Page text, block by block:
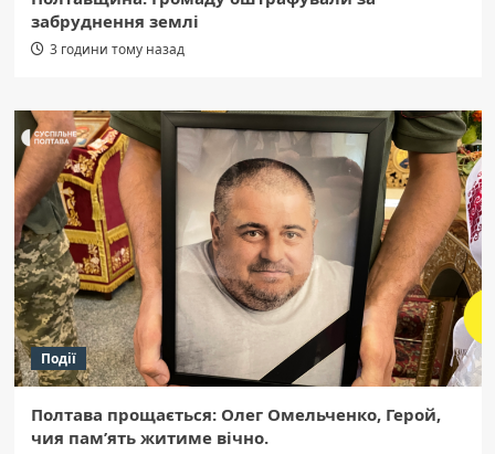
забруднення землі
3 години тому назад
Події
Полтава прощається: Олег Омельченко, Герой,
чия пам’ять житиме вічно.